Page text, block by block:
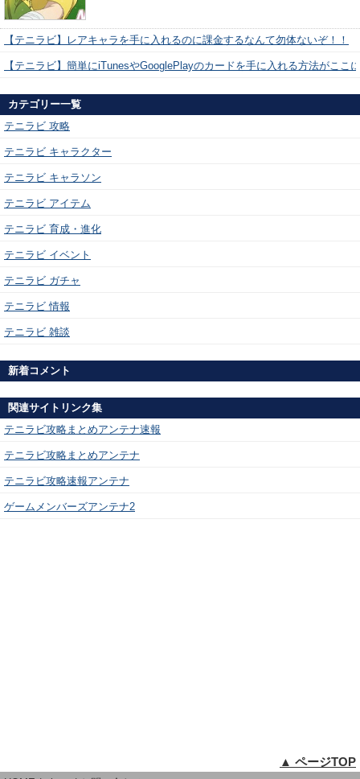
【テニラビ】レアキャラを手に入れるのに課金するなんて勿体ないぞ！！
【テニラビ】簡単にiTunesやGooglePlayのカードを手に入れる方法がここ
カテゴリー一覧
テニラビ 攻略
テニラビ キャラクター
テニラビ キャラソン
テニラビ アイテム
テニラビ 育成・進化
テニラビ イベント
テニラビ ガチャ
テニラビ 情報
テニラビ 雑談
新着コメント
関連サイトリンク集
テニラビ攻略まとめアンテナ速報
テニラビ攻略まとめアンテナ
テニラビ攻略速報アンテナ
ゲームメンバーズアンテナ2
▲ ページTOP